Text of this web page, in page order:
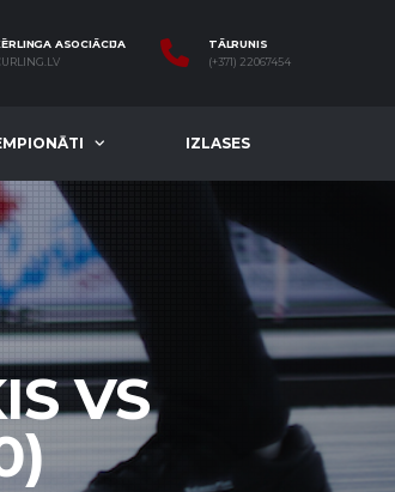
ASOCIĀCIJA
TĀLRUNIS
(+371) 22067454
IZLASES
VS